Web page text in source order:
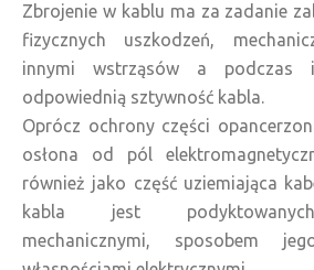
Zbrojenie w kablu ma za zadanie
fizycznych uszkodzeń,
innymi wstrząsów a podczas
odpowiednią sztywność kabla.
Oprócz ochrony części
osłona od pól
również jako część uziemiająca
kabla jest
mechanicznymi, sposobem